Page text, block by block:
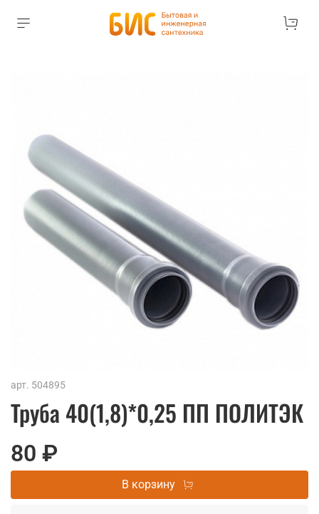
арт. 504895
Труба 40(1,8)*0,25 ПП ПОЛИТЭК
80 ₽
В корзину